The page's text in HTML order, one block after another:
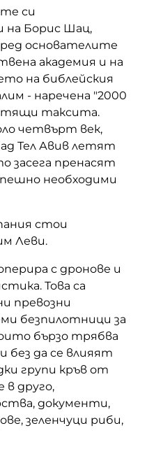
си
Борис Шац,
основателите
академия и на
на библейския
- наречена "2000
таксита.
четвърт век,
Тел Авив летят
засега пренасят
необходими
стои
Леви.
с дронове и
Това са
превозни
безпилотници за
бързо трябва
без да се влияят
групи кръв от
в друго,
документи,
зеленчуци риби,